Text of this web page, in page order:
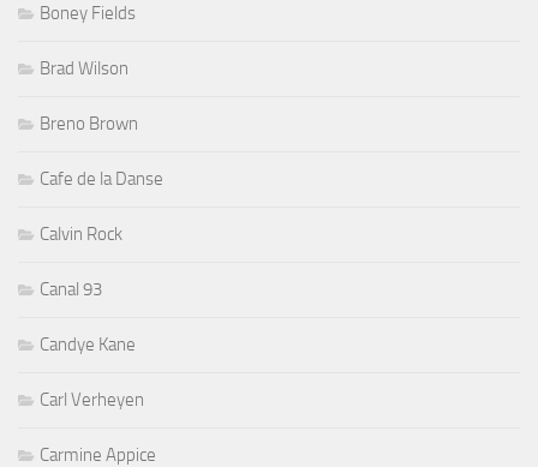
Boney Fields
Brad Wilson
Breno Brown
Cafe de la Danse
Calvin Rock
Canal 93
Candye Kane
Carl Verheyen
Carmine Appice